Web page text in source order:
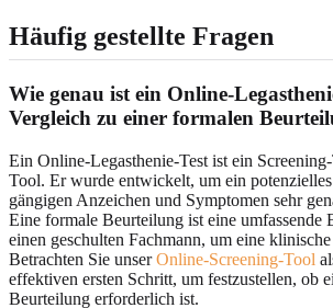
Häufig gestellte Fragen
Wie genau ist ein Online-
Vergleich zu einer formalen
Ein Online-Legasthenie-Test ist ein
Tool. Er wurde entwickelt, um ein potenzielles
gängigen Anzeichen und Symptomen sehr
Eine formale Beurteilung ist eine umfassende
einen geschulten Fachmann, um eine
Betrachten Sie unserOnline-Screening-Tool
effektiven ersten Schritt, um festzustellen, ob
Beurteilung erforderlich ist.